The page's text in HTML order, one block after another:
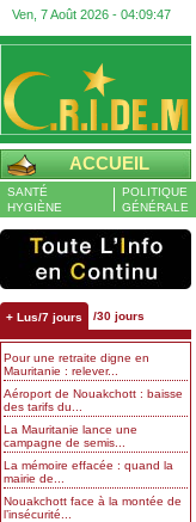
Ven, 7 Août 2026 - 04:09:47
ACCUEIL
SANTÉ
HYGIÈNE
POLITIQUE
GÉNÉRALE
+ Lus/7 jours /30 jours
Pour une retraite digne en
Mauritanie : relever...
Aéroport de Nouakchott : baisse
des tarifs du...
La Mauritanie lance une
campagne de semis...
La mémoire effacée : quand la
mairie de...
Nouakchott face à la montée de
l’insécurité...